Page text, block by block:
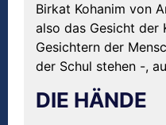
Birkat Kohanim von
also das Gesicht der
Gesichtern der
der Schul stehen -,
DIE HÄNDE